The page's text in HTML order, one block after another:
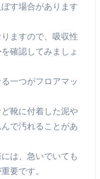
す場合があります
ますので、吸収性
確認してみましょ
一つがフロアマッ
靴に付着した泥や
で汚れることがあ
は、急いでいても
要です。